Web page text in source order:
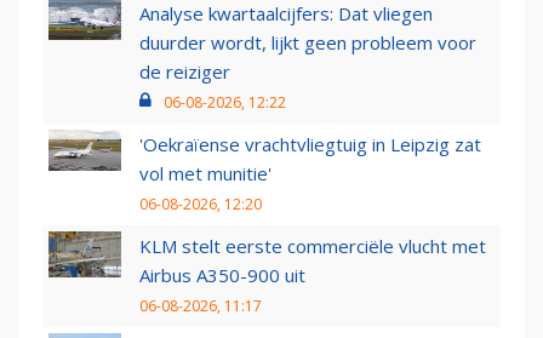
Analyse kwartaalcijfers: Dat vliegen
duurder wordt, lijkt geen probleem voor
de reiziger
06-08-2026, 12:22
'Oekraïense vrachtvliegtuig in Leipzig zat
vol met munitie'
06-08-2026, 12:20
KLM stelt eerste commerciële vlucht met
Airbus A350-900 uit
06-08-2026, 11:17